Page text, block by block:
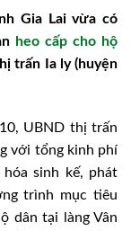
Gia Lai vừa có
heo cấp cho hộ
trấn Ia ly (huyện
UBND thị trấn
với tổng kinh phí
sinh kế, phát
trình mục tiêu
dân tại làng Vân